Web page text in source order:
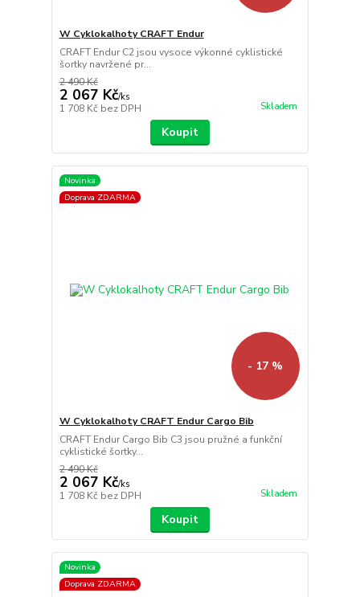
W Cyklokalhoty CRAFT Endur
CRAFT Endur C2 jsou vysoce výkonné cyklistické
šortky navržené pr...
2 490 Kč
2 067 Kč/ks
1 708 Kč bez DPH Skladem
Koupit
Novinka
Doprava ZDARMA
- 17 %
W Cyklokalhoty CRAFT Endur Cargo Bib
CRAFT Endur Cargo Bib C3 jsou pružné a funkční
cyklistické šortky...
2 490 Kč
2 067 Kč/ks
1 708 Kč bez DPH Skladem
Koupit
Novinka
Doprava ZDARMA